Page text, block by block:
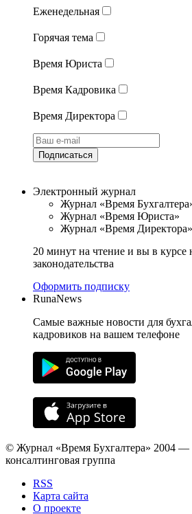
Еженедельная
Горячая тема
Время Юриста
Время Кадровика
Время Директора
Подписаться
Электронный журнал
Журнал «Время
Журнал «Время Юриста»
Журнал «Время Директора»
20 минут на чтение и вы в курсе
законодательства
Оформить подписку
RunaNews
Самые важные новости для
кадровиков на вашем телефоне
© Журнал «Время Бухгалтера» 2004
консалтинговая группа
RSS
Карта сайта
О проекте